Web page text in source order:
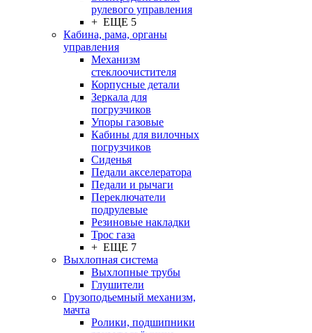
рулевого управления
+ ЕЩЕ 5
Кабина, рама, органы
управления
Механизм
стеклоочистителя
Корпусные детали
Зеркала для
погрузчиков
Упоры газовые
Кабины для вилочных
погрузчиков
Сиденья
Педали акселератора
Педали и рычаги
Переключатели
подрулевые
Резиновые накладки
Трос газа
+ ЕЩЕ 7
Выхлопная система
Выхлопные трубы
Глушители
Грузоподьемный механизм,
мачта
Ролики, подшипники